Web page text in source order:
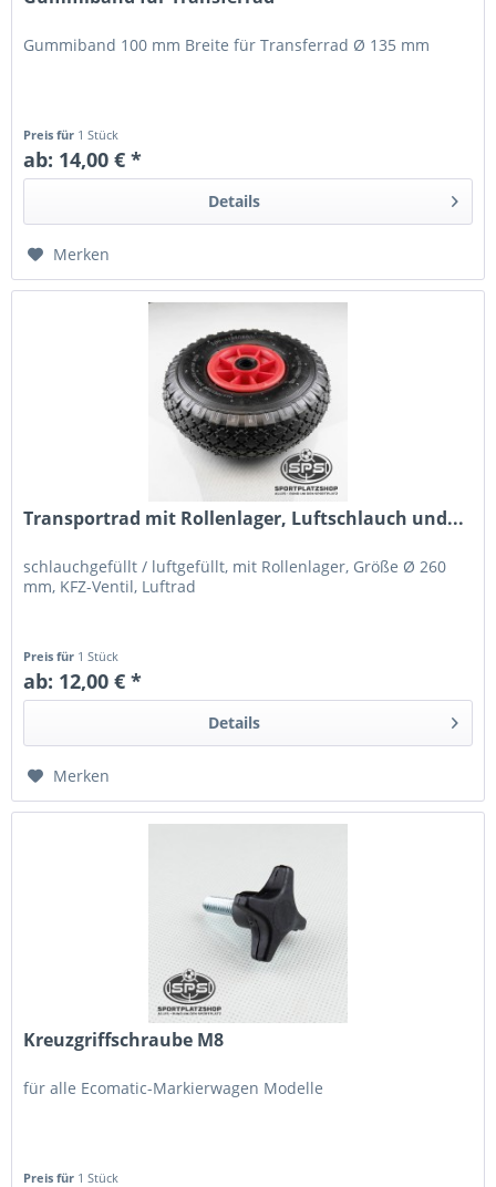
Gummiband 100 mm Breite für Transferrad Ø 135 mm
Preis für 1 Stück
ab: 14,00 € *
Details
Merken
Transportrad mit Rollenlager, Luftschlauch und...
schlauchgefüllt / luftgefüllt, mit Rollenlager, Größe Ø 260
mm, KFZ-Ventil, Luftrad
Preis für 1 Stück
ab: 12,00 € *
Details
Merken
Kreuzgriffschraube M8
für alle Ecomatic-Markierwagen Modelle
Preis für 1 Stück